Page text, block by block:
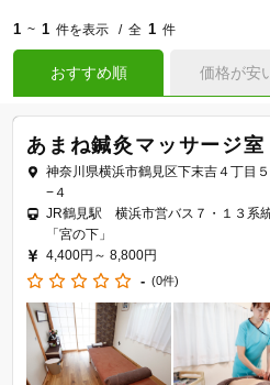
1 ~ 1 件を表示 全 1 件
おすすめ順 価格が安
あまね鍼灸マッサージ室
神奈川県横浜市鶴見区下末吉４丁目
−４
JR鶴見駅 横浜市営バス７・１３系
「宮の下」
4,400円～ 8,800円
- (0件)